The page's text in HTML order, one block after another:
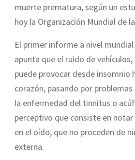
muerte prematura, según un
hoy la Organización Mundial de
El primer informe a nivel
apunta que el ruido de
puede provocar desde insomnio
corazón, pasando por
la enfermedad del tinnitus o
perceptivo que consiste en
en el oído, que no proceden de
externa.